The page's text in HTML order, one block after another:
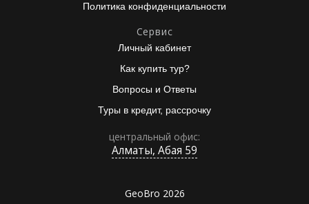
Политика конфиденциальности
Сервис
Личный кабинет
Как купить тур?
Вопросы и Ответы
Туры в кредит, рассрочку
центральный офис:
Алматы, Абая 59
GeoBro 2026